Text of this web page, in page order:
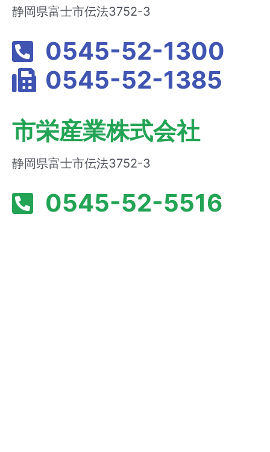
静岡県富士市伝法3752-3
0545-52-1300
0545-52-1385
市栄産業株式会社
静岡県富士市伝法3752-3
0545-52-5516